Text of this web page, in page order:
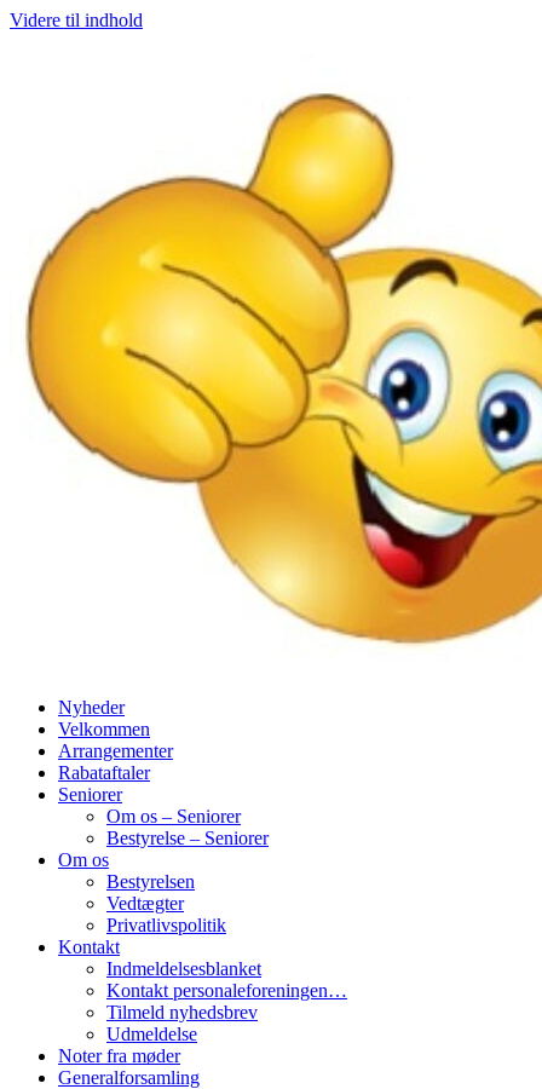
Videre til indhold
Nyheder
Velkommen
Arrangementer
Rabataftaler
Seniorer
Om os – Seniorer
Bestyrelse – Seniorer
Om os
Bestyrelsen
Vedtægter
Privatlivspolitik
Kontakt
Indmeldelsesblanket
Kontakt personaleforeningen…
Tilmeld nyhedsbrev
Udmeldelse
Noter fra møder
Generalforsamling